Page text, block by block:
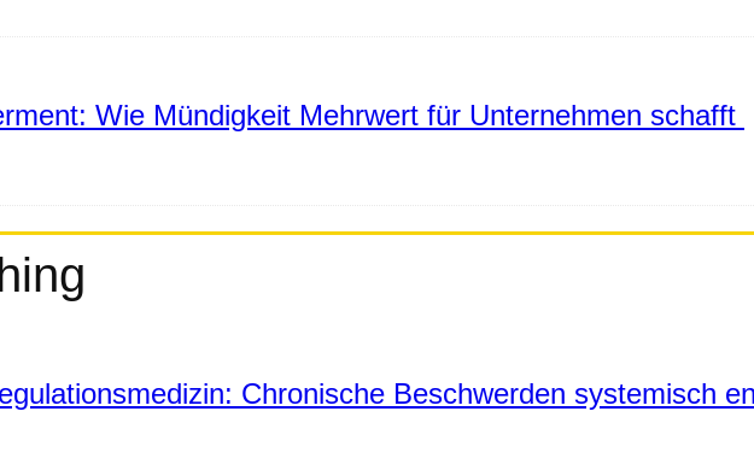
Wie Mündigkeit Mehrwert für Unternehmen schafft
Chronische Beschwerden systemisch